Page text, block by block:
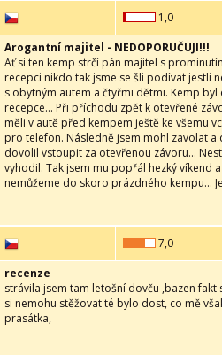
1,0
Arogantní majitel - NEDOPORUČUJI!!!
Ať si ten kemp strčí pán majitel s
recepci nikdo tak jsme se šli podívat jestli
s obytným autem a čtyřmi dětmi. Kemp
recepce... Při příchodu zpět k otevřené
měli v autě před kempem ještě ke všemu
pro telefon. Následně jsem mohl zavolat
dovolil vstoupit za otevřenou závoru...
vyhodil. Tak jsem mu popřál hezký víkend
nemůžeme do skoro prázdného kempu...
7,0
recenze
strávila jsem tam letošní dovču ,bazen
si nemohu stěžovat té bylo dost, co mě
prasátka,